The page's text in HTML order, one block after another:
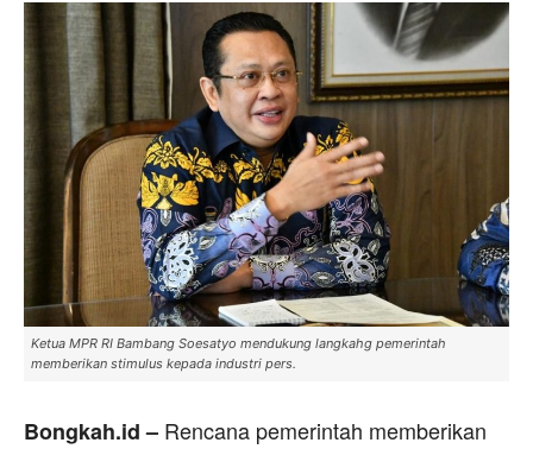
Ketua MPR RI Bambang Soesatyo mendukung langkahg pemerintah
memberikan stimulus kepada industri pers.
Bongkah.id – Rencana pemerintah memberikan